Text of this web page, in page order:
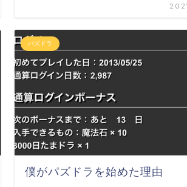
パズドラ
僕がパズドラを始めた理由